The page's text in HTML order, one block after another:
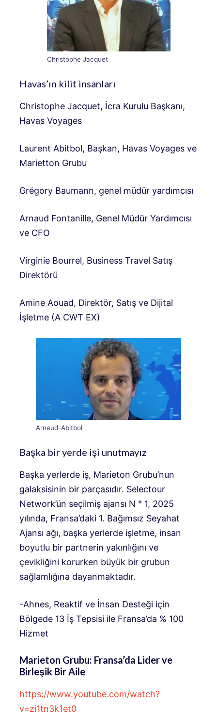
Christophe Jacquet
Havas’ın kilit insanları
Christophe Jacquet, İcra Kurulu Başkanı,
Havas Voyages
Laurent Abitbol, ​​Başkan, Havas Voyages ve
Marietton Grubu
Grégory Baumann, genel müdür yardımcısı
Arnaud Fontanille, Genel Müdür Yardımcısı
ve CFO
Virginie Bourrel, Business Travel Satış
Direktörü
Amine Aouad, Direktör, Satış ve Dijital
İşletme (A CWT EX)
Arnaud-Abitbol
Başka bir yerde işi unutmayız
Başka yerlerde iş, Marieton Grubu’nun
galaksisinin bir parçasıdır. Selectour
Network’ün seçilmiş ajansı N ° 1, 2025
yılında, Fransa’daki 1. Bağımsız Seyahat
Ajansı ağı, başka yerlerde işletme, insan
boyutlu bir partnerin yakınlığını ve
çevikliğini korurken büyük bir grubun
sağlamlığına dayanmaktadır.
-Ahnes, Reaktif ve İnsan Desteği için
Bölgede 13 İş Tepsisi ile Fransa’da % 100
Hizmet
Marieton Grubu: Fransa’da Lider ve
Birleşik Bir Aile
https://www.youtube.com/watch?
v=zi1tn3k1et0